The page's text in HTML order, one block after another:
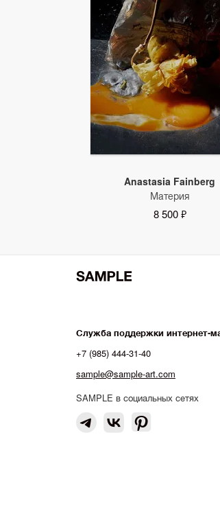
Anastasia Fainberg
Материя
8 500 ₽
Служба поддержки интернет-
+7 (985) 444-31-40
sample@sample-art.com
SAMPLE в социальных сетях